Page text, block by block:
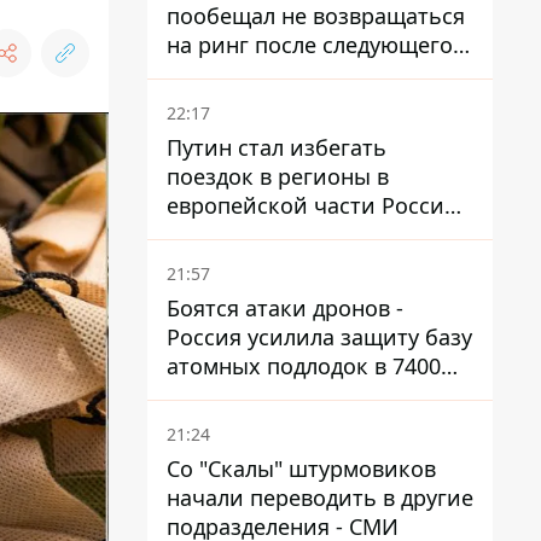
пообещал не возвращаться
на ринг после следующего
боя
22:17
Путин стал избегать
поездок в регионы в
европейской части России,
куда регулярно долетают
дроны
21:57
Боятся атаки дронов -
Россия усилила защиту базу
атомных подлодок в 7400
км от Украины
21:24
Со "Скалы" штурмовиков
начали переводить в другие
подразделения - СМИ